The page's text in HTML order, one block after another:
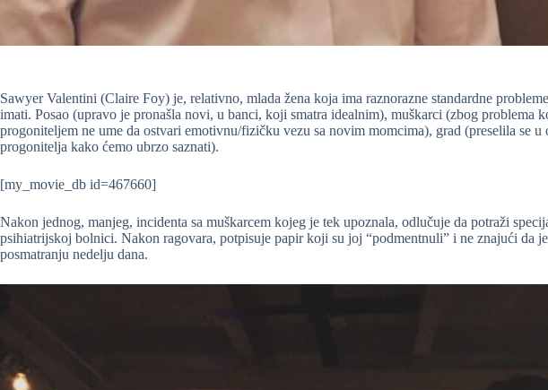
Sawyer Valentini (Claire Foy) je, relativno, mlada žena koja ima raznorazne standardne
imati. Posao (upravo je pronašla novi, u banci, koji smatra idealnim), muškarci (zbog problema
progoniteljem ne ume da ostvari emotivnu/fizičku vezu sa novim momcima), grad (preselila se
progonitelja kako ćemo ubrzo saznati).
[my_movie_db id=467660]
Nakon jednog, manjeg, incidenta sa muškarcem kojeg je tek upoznala, odlučuje da potraži
psihiatrijskoj bolnici. Nakon ragovara, potpisuje papir koji su joj “podmentnuli” i ne znajući da
posmatranju nedelju dana.